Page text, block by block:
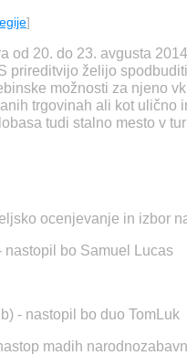
]
od 20. do 23. avgusta
prireditvijo želijo
možnosti za njeno
trgovinah ali kot ulično
tudi stalno mesto v
ocenjevanje in izbor
nastopil bo Samuel Lucas
- nastopil bo duo TomLuk
madih